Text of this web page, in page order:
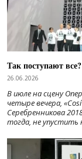
Так поступают
26.06.2026
В июле на сцену
четыре вечера,
Серебренникова
тогда, не упустить